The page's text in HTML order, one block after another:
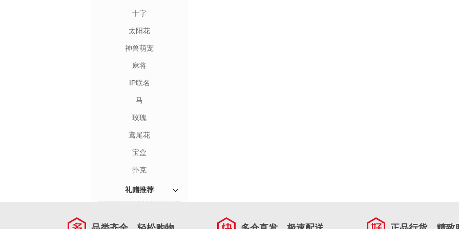
十字
太阳花
神兽萌宠
麻将
IP联名
马
玫瑰
鸢尾花
宝盒
扑克
礼赠推荐